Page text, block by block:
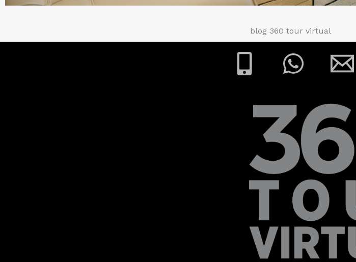
blog 360 tour virtual